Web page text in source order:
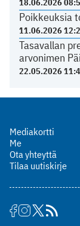
18.06.2026
Poikkeuksia
11.06.2026
Tasavallan
arvonimen
22.05.2026
Mediakortti
Me
Ota yhteyttä
Tilaa uutiskirje